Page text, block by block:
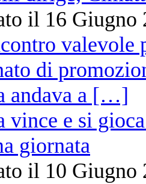
il 16 Giugno
vince e si
giornata
il 10 Giugno